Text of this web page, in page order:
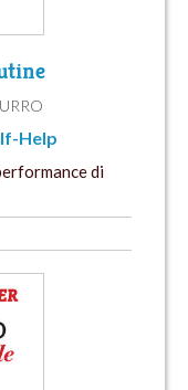
Help
di